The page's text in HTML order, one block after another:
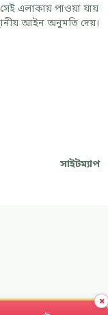
এলাকায় পাওয়া যায়
আইন অনুমতি দেয়।
সাইটম্যাপ
×